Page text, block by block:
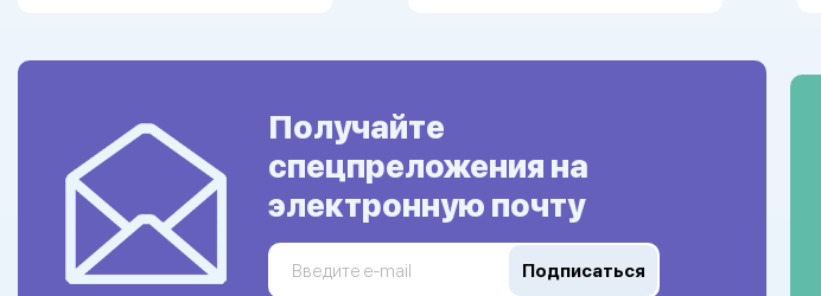
Получайте
спецпреложения на
электронную почту
Подписаться